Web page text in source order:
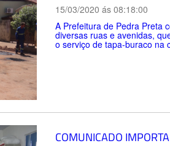
15/03/2020 ás 08:18:00
A Prefeitura de Pedra Preta
diversas ruas e avenidas,
o serviço de tapa-buraco na
COMUNICADO